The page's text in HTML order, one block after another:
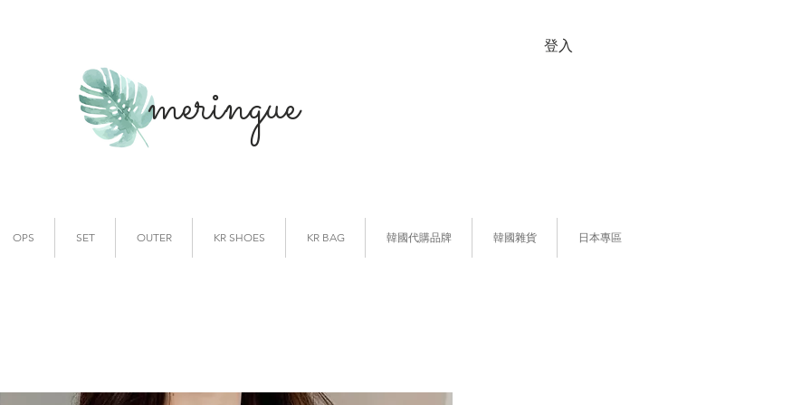
meringue
登入
OPS SET OUTER KR SHOES KR BAG 韓國代購品牌 韓國雜貨 日本專區